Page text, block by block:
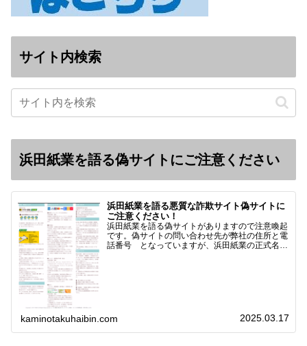
サイト内検索
浜田紙業を語る偽サイトにご注意ください
浜田紙業を語る悪質な詐欺サイト偽サイトに
ご注意ください！
浜田紙業を語る偽サイトがありますので注意喚起
です。偽サイトの問い合わせ先が弊社の住所と電
話番号 となっていますが、浜田紙業の正式名称
kaminotakuhaibin.com 2025.03.17